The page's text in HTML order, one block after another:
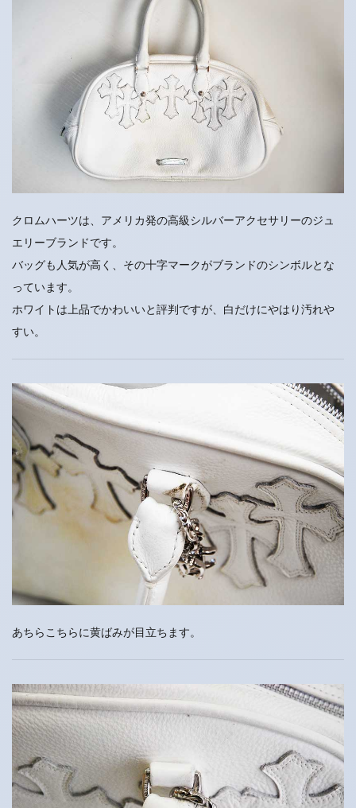
クロムハーツは、アメリカ発の高級シルバーアクセサリーのジュ
エリーブランドです。
バッグも人気が高く、その十字マークがブランドのシンボルとな
っています。
ホワイトは上品でかわいいと評判ですが、白だけにやはり汚れや
すい。
あちらこちらに黄ばみが目立ちます。